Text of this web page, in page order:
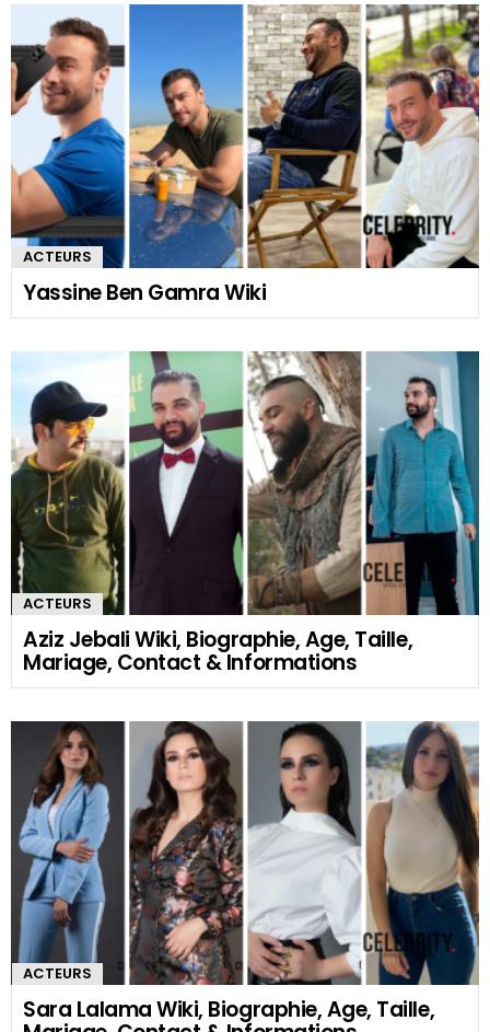
ACTEURS
Yassine Ben Gamra Wiki
ACTEURS
Aziz Jebali Wiki, Biographie, Age, Taille,
Mariage, Contact & Informations
ACTEURS
Sara Lalama Wiki, Biographie, Age, Taille,